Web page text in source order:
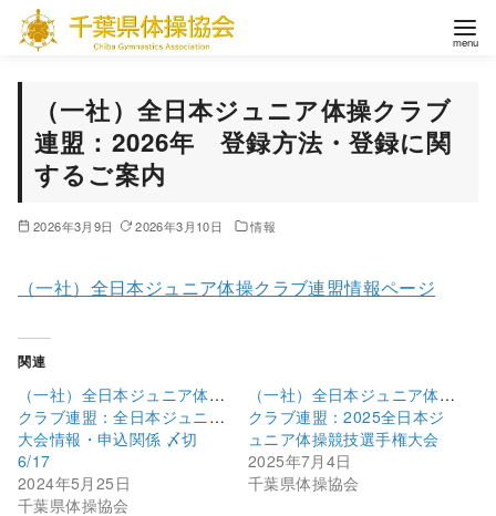
（一社）全日本ジュニア体操クラブ
連盟：2026年 登録方法・登録に関
するご案内
2026年3月9日 2026年3月10日 情報
（一社）全日本ジュニア体操クラブ連盟情報ページ
関連
（一社）全日本ジュニア体操
クラブ連盟：全日本ジュニア
大会情報・申込関係 〆切
6/17
2024年5月25日
千葉県体操協会
（一社）全日本ジュニア体操
クラブ連盟：2025全日本ジ
ュニア体操競技選手権大会
2025年7月4日
千葉県体操協会